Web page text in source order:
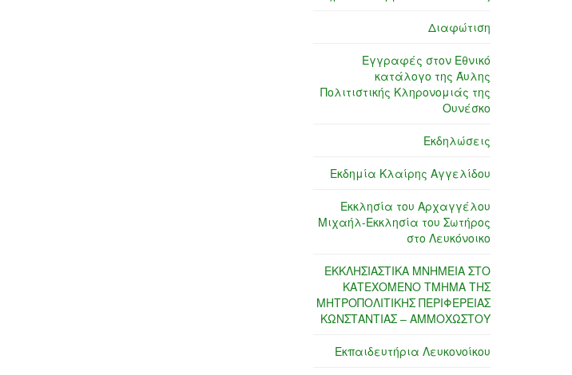
Διαφώτιση
Εγγραφές στον Εθνικό
κατάλογο της Άυλης
Πολιτιστικής Κληρονομιάς της
Ουνέσκο
Εκδηλώσεις
Εκδημία Κλαίρης Αγγελίδου
Εκκλησία του Αρχαγγέλου
Μιχαήλ-Εκκλησία του Σωτήρος
στο Λευκόνοικο
ΕΚΚΛΗΣΙΑΣΤΙΚΑ ΜΝΗΜΕΙΑ ΣΤΟ
ΚΑΤΕΧΟΜΕΝΟ ΤΜΗΜΑ ΤΗΣ
ΜΗΤΡΟΠΟΛΙΤΙΚΗΣ ΠΕΡΙΦΕΡΕΙΑΣ
ΚΩΝΣΤΑΝΤΙΑΣ – ΑΜΜΟΧΩΣΤΟΥ
Εκπαιδευτήρια Λευκονοίκου